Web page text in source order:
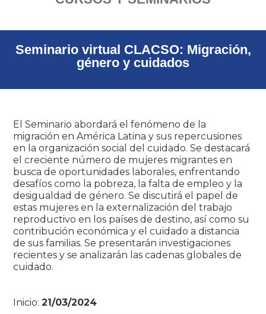
Seminario virtual CLACSO: Migración,
género y cuidados
El Seminario abordará el fenómeno de la
migración en América Latina y sus repercusiones
en la organización social del cuidado. Se destacará
el creciente número de mujeres migrantes en
busca de oportunidades laborales, enfrentando
desafíos como la pobreza, la falta de empleo y la
desigualdad de género. Se discutirá el papel de
estas mujeres en la externalización del trabajo
reproductivo en los países de destino, así como su
contribución económica y el cuidado a distancia
de sus familias. Se presentarán investigaciones
recientes y se analizarán las cadenas globales de
cuidado.
Inicio: 21/03/2024